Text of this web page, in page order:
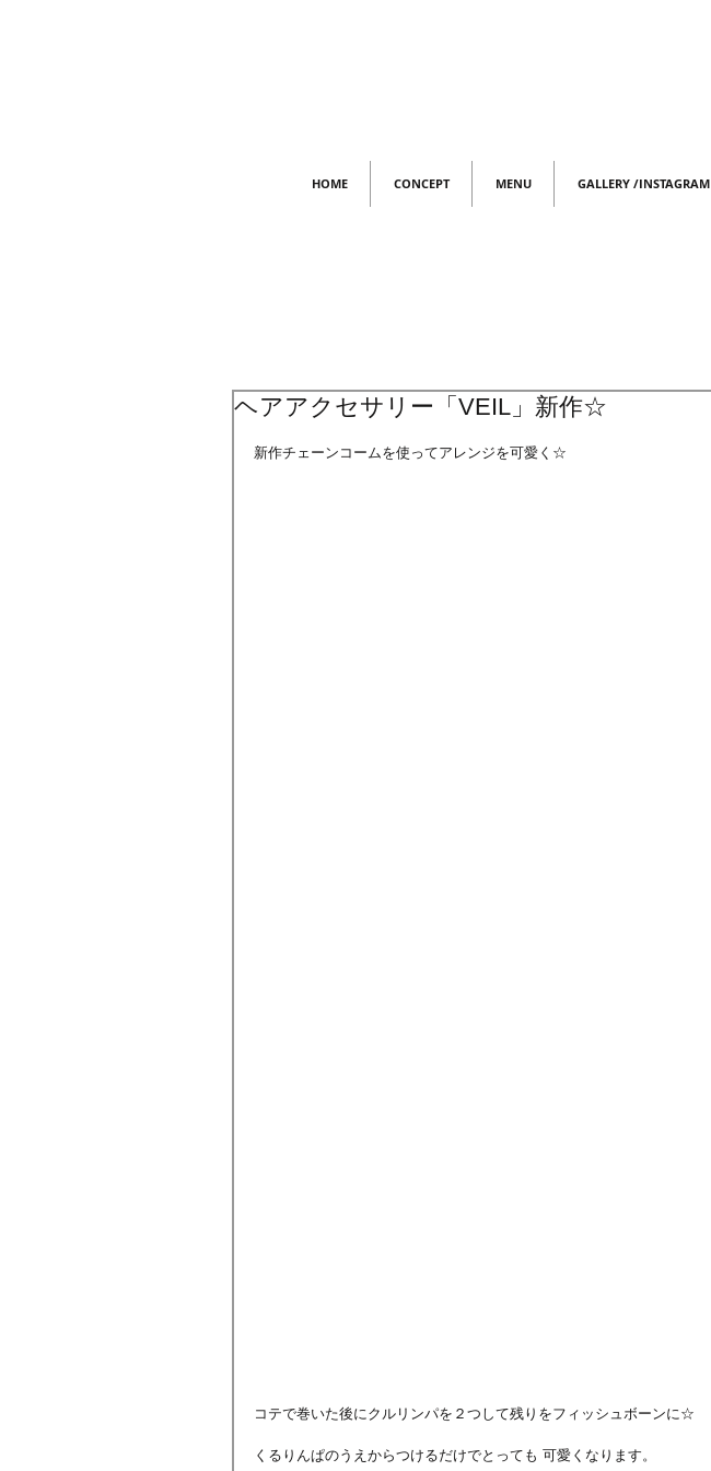
HOME CONCEPT MENU GALLERY /INSTAGRAM
ヘアアクセサリー「VEIL」新作☆
新作チェーンコームを使ってアレンジを可愛く☆
コテで巻いた後にクルリンパを２つして残りをフィッシュボーンに☆
くるりんぱのうえからつけるだけでとっても 可愛くなります。